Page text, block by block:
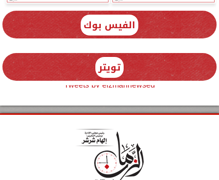
الفيس بوك
تويتر
Tweets by elzmannewseg